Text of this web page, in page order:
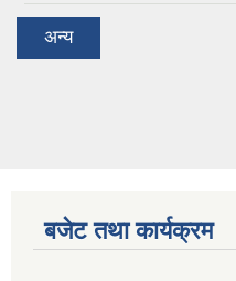
अन्य
बजेट तथा कार्यक्रम